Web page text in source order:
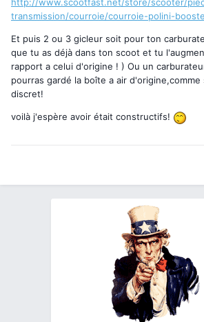
http://www.scootfast.net/store/scooter/
transmission/courroie/courroie-polini-
Et puis 2 ou 3 gicleur soit pour ton
que tu as déjà dans ton scoot et tu
rapport a celui d'origine ! ) Ou un
pourras gardé la boîte a air
discret!
voilà j'espère avoir était constructifs!